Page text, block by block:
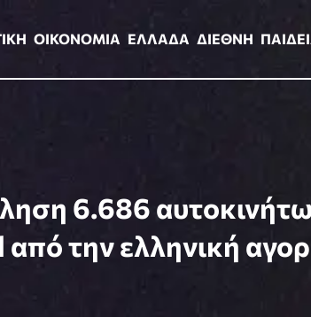
ΟΙΚΟΝΟΜΙΑ ΕΛΛΑΔΑ ΔΙΕΘΝΗ
6.686
την ελληνική